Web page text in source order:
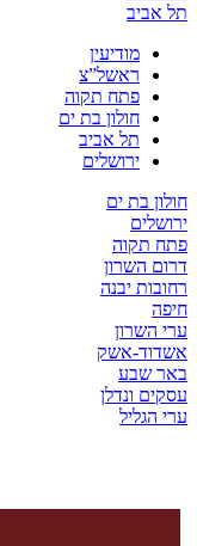
מודיעין
ראשל”צ
פתח תקוה
חולון בת ים
תל אביב
ירושלים
בת ים
יבנה
אשק
ונדלן